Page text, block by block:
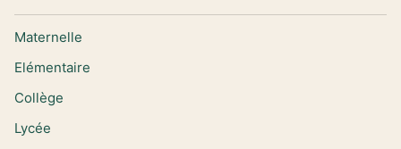
Maternelle
Elémentaire
Collège
Lycée